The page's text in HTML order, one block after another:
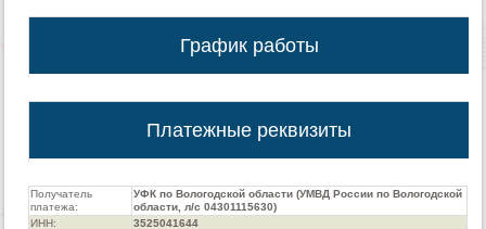
График работы
Платежные реквизиты
Получатель
платежа:
УФК по Вологодской области (УМВД России по Вологодской
области, л/с 04301115630)
ИНН:
3525041644